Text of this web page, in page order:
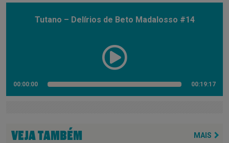
Tutano – Delírios de Beto Madalosso #14
00:00:00 00:19:17
VEJA TAMBÉM MAIS